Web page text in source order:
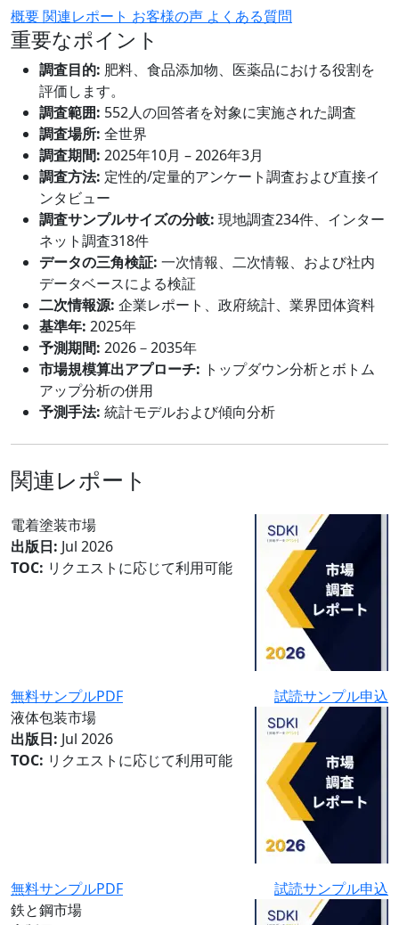
概要関連レポート お客様の声 よくある質問
重要なポイント
調査目的: 肥料、食品添加物、医薬品における役割を
評価します。
調査範囲: 552人の回答者を対象に実施された調査
調査場所: 全世界
調査期間: 2025年10月 – 2026年3月
調査方法: 定性的/定量的アンケート調査および直接イ
ンタビュー
調査サンプルサイズの分岐: 現地調査234件、インター
ネット調査318件
データの三角検証: 一次情報、二次情報、および社内
データベースによる検証
二次情報源: 企業レポート、政府統計、業界団体資料
基準年: 2025年
予測期間: 2026－2035年
市場規模算出アプローチ: トップダウン分析とボトム
アップ分析の併用
予測手法: 統計モデルおよび傾向分析
関連レポート
電着塗装市場
出版日: Jul 2026
TOC: リクエストに応じて利用可能
無料サンプルPDF
試読サンプル申込
液体包装市場
出版日: Jul 2026
TOC: リクエストに応じて利用可能
無料サンプルPDF
試読サンプル申込
鉄と鋼市場